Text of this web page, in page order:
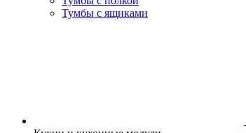
Тумбы с ящиками